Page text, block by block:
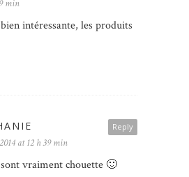
min
intéressante, les produits
Reply
at 12 h 39 min
vraiment chouette 🙂